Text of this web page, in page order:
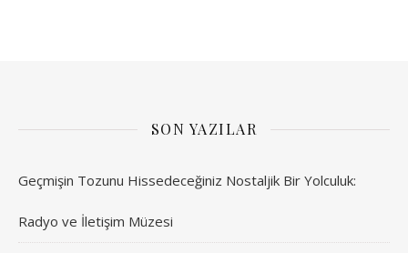
SON YAZILAR
Geçmişin Tozunu Hissedeceğiniz Nostaljik Bir Yolculuk:
Radyo ve İletişim Müzesi